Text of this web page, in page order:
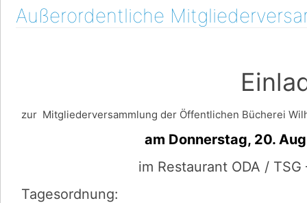
Außerordentliche
zur Mitgliederversammlung der Öffentlichen Bücherei
am Donnerstag, 20. August
im Restaurant ODA /
Tagesordnung: